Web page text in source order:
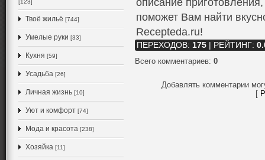
[123]
Твоё жильё [744]
Умелые руки [33]
Кухня [59]
Усадьба [26]
Личная жизнь [10]
Уют и комфорт [74]
Мода и красота [238]
Хозяйка [11]
описание
поможет Вам найти
Recepteda.ru!
ПЕРЕХОДОВ: 175 РЕЙТИНГ:
Всего комментариев: 0
Добавлять комментарии
[